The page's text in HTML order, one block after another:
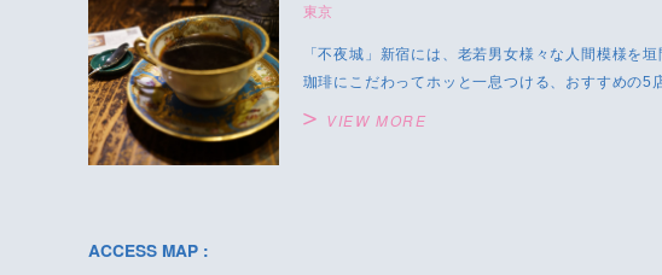
東京
「不夜城」新宿には、老若男女様々な人間模様を
珈琲にこだわってホッと一息つける、おすすめの5
VIEW MORE
ACCESS MAP :